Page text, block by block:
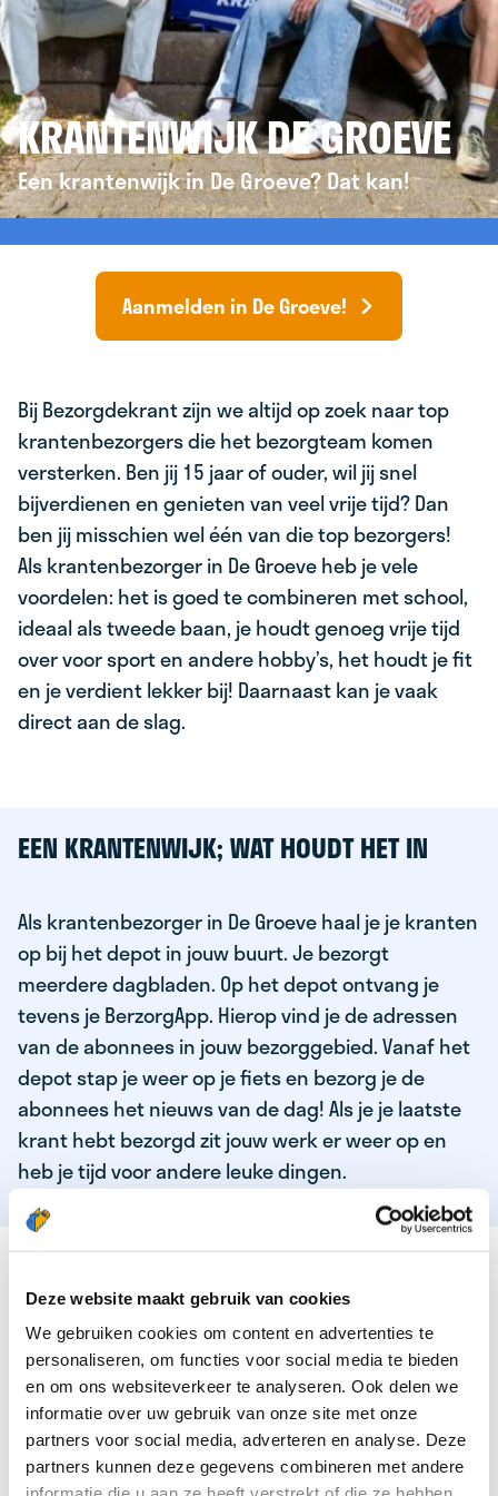
Deze website maakt gebruik van cookies
We gebruiken cookies om content en advertenties te
personaliseren, om functies voor social media te bieden
en om ons websiteverkeer te analyseren. Ook delen we
informatie over uw gebruik van onze site met onze
partners voor social media, adverteren en analyse. Deze
partners kunnen deze gegevens combineren met andere
KRANTENWIJK DE GROEVE
Een krantenwijk in De Groeve? Dat kan!
Aanmelden in De Groeve!
Bij Bezorgdekrant zijn we altijd op zoek naar top
krantenbezorgers die het bezorgteam komen
versterken. Ben jij 15 jaar of ouder, wil jij snel
bijverdienen en genieten van veel vrije tijd? Dan
ben jij misschien wel één van die top bezorgers!
Als krantenbezorger in De Groeve heb je vele
voordelen: het is goed te combineren met school,
ideaal als tweede baan, je houdt genoeg vrije tijd
over voor sport en andere hobby’s, het houdt je fit
en je verdient lekker bij! Daarnaast kan je vaak
direct aan de slag.
EEN KRANTENWIJK; WAT HOUDT HET IN
Als krantenbezorger in De Groeve haal je je kranten
op bij het depot in jouw buurt. Je bezorgt
meerdere dagbladen. Op het depot ontvang je
tevens je BerzorgApp. Hierop vind je de adressen
van de abonnees in jouw bezorggebied. Vanaf het
depot stap je weer op je fiets en bezorg je de
abonnees het nieuws van de dag! Als je je laatste
krant hebt bezorgd zit jouw werk er weer op en
heb je tijd voor andere leuke dingen.
DEZE KWALITEITEN HEEFT ONZE TOP
KRANTENBEZORGER
Je bent verantwoordelijk en zelfstandig
Je houdt van lekker bewegen in de frisse lucht
Je houdt vooral van fijn werk dat lekker bijverdient!
Je wordt blij van het bezorgen van het laatste nieuws